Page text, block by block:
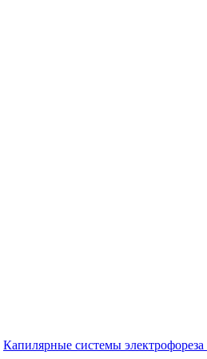
Капилярные системы электрофореза